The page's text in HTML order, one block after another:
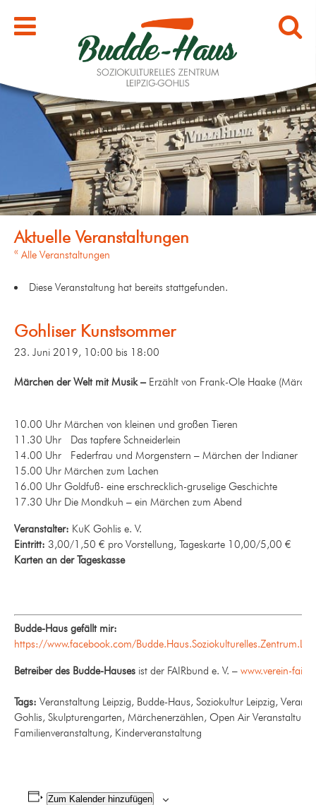
« Alle Veranstaltungen
Diese Veranstaltung hat bereits stattgefunden.
Gohliser Kunstsommer
23. Juni 2019, 10:00 bis 18:00
Märchen der Welt mit Musik – Erzählt von Frank-Ole Haake
10.00 Uhr Märchen von kleinen und großen Tieren
11.30 Uhr Das tapfere Schneiderlein
14.00 Uhr Federfrau und Morgenstern – Märchen der Indianer
15.00 Uhr Märchen zum Lachen
16.00 Uhr Goldfuß- eine erschrecklich-gruselige Geschichte
17.30 Uhr Die Mondkuh – ein Märchen zum Abend
Veranstalter: KuK Gohlis e. V.
Eintritt: 3,00/1,50 € pro Vorstellung, Tageskarte 10,00/5,00 €
Karten an der Tageskasse
Budde-Haus gefällt mir:
https://www.facebook.com/
Betreiber des Budde-Hauses ist der FAIRbund e. V. – www.verein-
Tags: Veranstaltung Leipzig, Budde-Haus, Soziokultur Leipzig,
Gohlis, Skulpturengarten, Märchenerzählen, Open Air Veranstaltung,
Familienveranstaltung, Kinderveranstaltung
Zum Kalender hinzufügen